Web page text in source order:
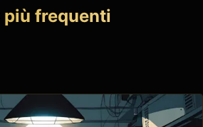
più frequenti